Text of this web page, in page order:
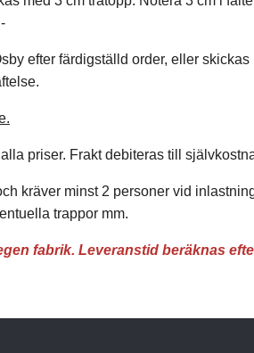
efter färdigställd order, eller
priser. Frakt debiteras till
kräver minst 2 personer vid
trappor mm.
fabrik. Leveranstid beräknas